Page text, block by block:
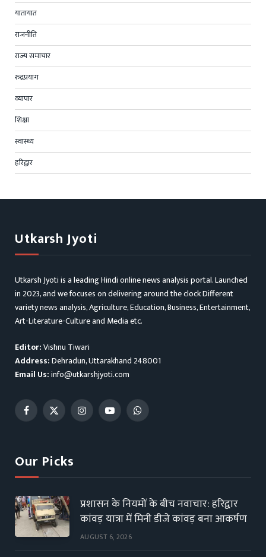
यातायात
राजनीति
राज्य समाचार
रुद्रप्रयाग
व्यापार
शिक्षा
स्वास्थ्य
हरिद्वार
Utkarsh Jyoti
Utkarsh Jyoti is a leading Hindi online news analysis portal. Launched
in 2023, and we focuses on delivering around the clock Different
variety news analysis, Agriculture, Education, Business, Entertainment,
Art-Literature-Culture and Media etc.
Editor:Vishnu Tiwari
Address:Dehradun, Uttarakhand 248001
Email Us:info@utkarshjyoti.com
Facebook
X
InstagramYouTubeWhatsApp
Our Picks
प्रशासन के नियमों के बीच नवाचार: हरिद्वार
कांवड़ यात्रा में मिनी डीजे कांवड़ बना आकर्षण
AUGUST 6, 2026